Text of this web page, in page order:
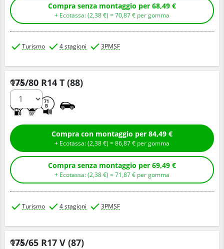
Compra senza montaggio per 68,49 €
+ Ecotassa: (2,38€ ) =70,87€ per gomma
Turismo 4 stagioni 3PMSF
175/80 R14 T (88)
71
B
Q.tà
Compra con montaggio per 84,49 €
+ Ecotassa: (2,38€ ) =86,87€ per gomma
Compra senza montaggio per 69,49 €
+ Ecotassa: (2,38€ ) =71,87€ per gomma
Turismo 4 stagioni 3PMSF
175/65 R17 V (87)
Q.tà